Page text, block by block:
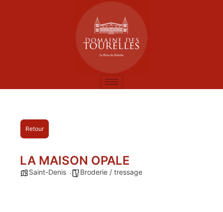
Retour
LA MAISON OPALE
Saint-Denis Broderie / tressage